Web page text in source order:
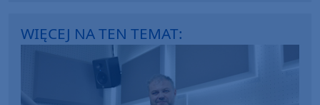
WIĘCEJ NA TEN TEMAT: